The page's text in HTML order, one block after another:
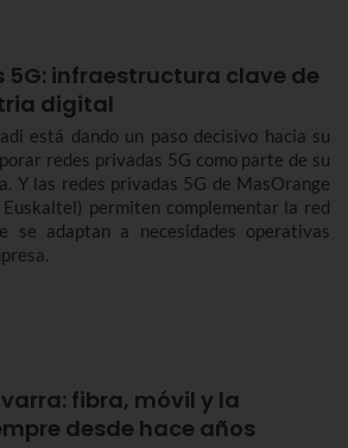
5G: infraestructura clave de
digital
está dando un paso decisivo hacia su
redes privadas 5G como parte de su
Y las redes privadas 5G de MasOrange
permiten complementar la red
se adaptan a necesidades operativas
fibra, móvil y la
desde hace años